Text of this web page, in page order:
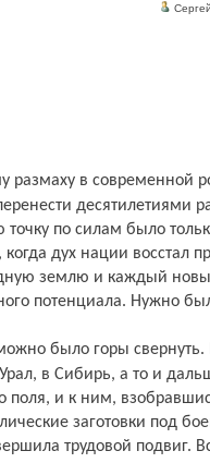
десятилетиями
точку по силам было
дух нации восстал
землю и каждый
потенциала. Нужно
в Сибирь, а то и
поля, и к ним,
заготовки под
трудовой подвиг.